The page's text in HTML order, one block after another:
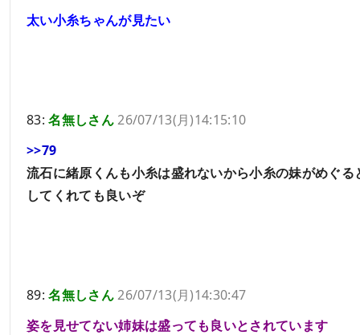
太い小糸ちゃんが見たい
83:名無しさん26/07/13(月)14:15:10
>>79
流石に緒原くんも小糸は盛れないから小糸の妹がめぐ
してくれても良いぞ
89:名無しさん26/07/13(月)14:30:47
姿を見せてない姉妹は盛っても良いとされています